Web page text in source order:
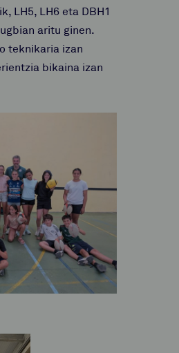
LH5, LH6 eta DBH1
aritu ginen.
teknikaria izan
bikaina izan